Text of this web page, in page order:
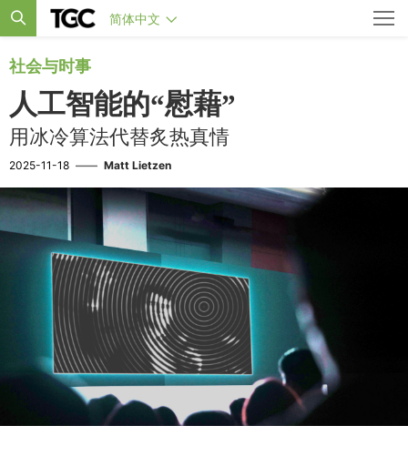
简体中文
社会与时事
人工智能的“慰藉”
用冰冷算法代替炙热真情
2025-11-18 —— Matt Lietzen